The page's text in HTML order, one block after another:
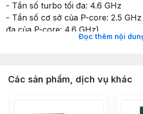
- Tần số turbo tối đa: 4.6 GHz
- Tần số cơ sở của P-core: 2.5
đa của P-core: 4.6 GHz)
- Bộ nhớ đệm: 20 MB Intel® Smart
turbo Tối đa: 148W)
- Các loại bộ nhớ (tùy vào bo
Đọc thêm nội
Các sản phẩm, dịch vụ khác